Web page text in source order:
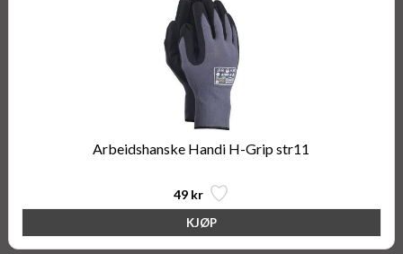
Arbeidshanske Handi H-Grip str11
49 kr